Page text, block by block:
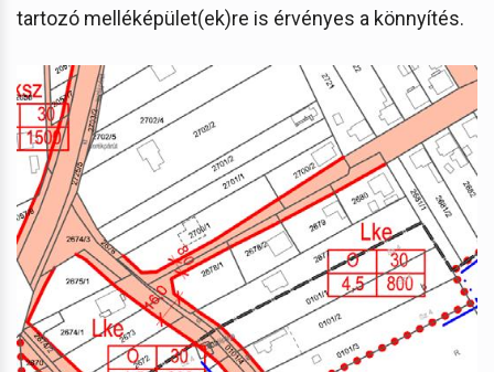
tartozó melléképület(ek)re is érvényes a könnyítés.